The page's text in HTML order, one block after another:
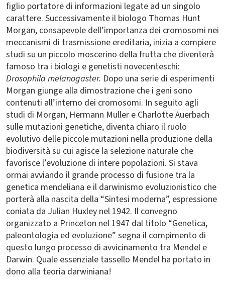
figlio portatore di informazioni legate ad un singolo
carattere. Successivamente il biologo Thomas Hunt
Morgan, consapevole dell’importanza dei cromosomi nei
meccanismi di trasmissione ereditaria, inizia a compiere
studi su un piccolo moscerino della frutta che diventerà
famoso tra i biologi e genetisti novecenteschi:
Drosophila melanogaster. Dopo una serie di esperimenti
Morgan giunge alla dimostrazione che i geni sono
contenuti all’interno dei cromosomi. In seguito agli
studi di Morgan, Hermann Muller e Charlotte Auerbach
sulle mutazioni genetiche, diventa chiaro il ruolo
evolutivo delle piccole mutazioni nella produzione della
biodiversità su cui agisce la selezione naturale che
favorisce l’evoluzione di intere popolazioni. Si stava
ormai avviando il grande processo di fusione tra la
genetica mendeliana e il darwinismo evoluzionistico che
porterà alla nascita della “Sintesi moderna”, espressione
coniata da Julian Huxley nel 1942. Il convegno
organizzato a Princeton nel 1947 dal titolo “Genetica,
paleontologia ed evoluzione” segna il compimento di
questo lungo processo di avvicinamento tra Mendel e
Darwin. Quale essenziale tassello Mendel ha portato in
dono alla teoria darwiniana!